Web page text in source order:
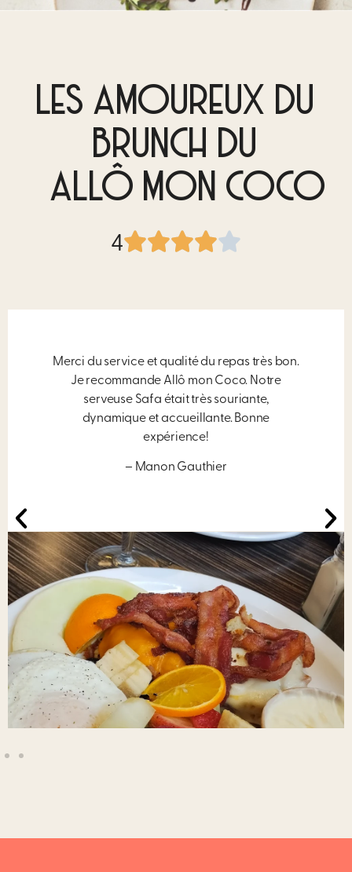
LES AMOUREUX DU
BRUNCH DU
ALLÔ MON COCO
4
Merci du service et qualité du repas très bon.
Je recommande Allô mon Coco. Notre
serveuse Safa était très souriante,
dynamique et accueillante. Bonne
expérience!
– Manon Gauthier